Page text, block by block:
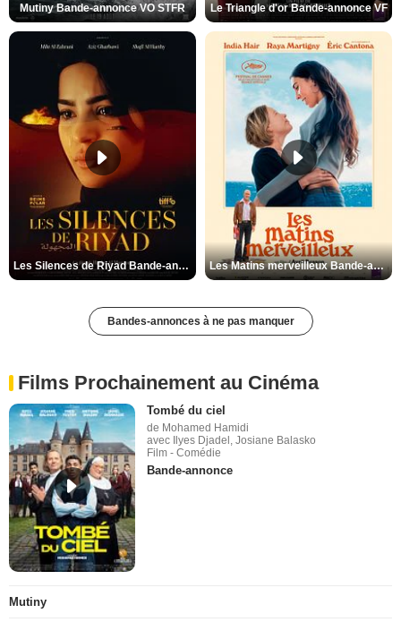
Mutiny Bande-annonce VO STFR Le Triangle d'or Bande-annonce VF
Les Silences de Riyad Bande-annonce VO STFR Les Matins merveilleux Bande-annonce VF
Bandes-annonces à ne pas manquer
Films Prochainement au Cinéma
Tombé du ciel
de Mohamed Hamidi
avec Ilyes Djadel, Josiane Balasko
Film - Comédie
Bande-annonce
Mutiny